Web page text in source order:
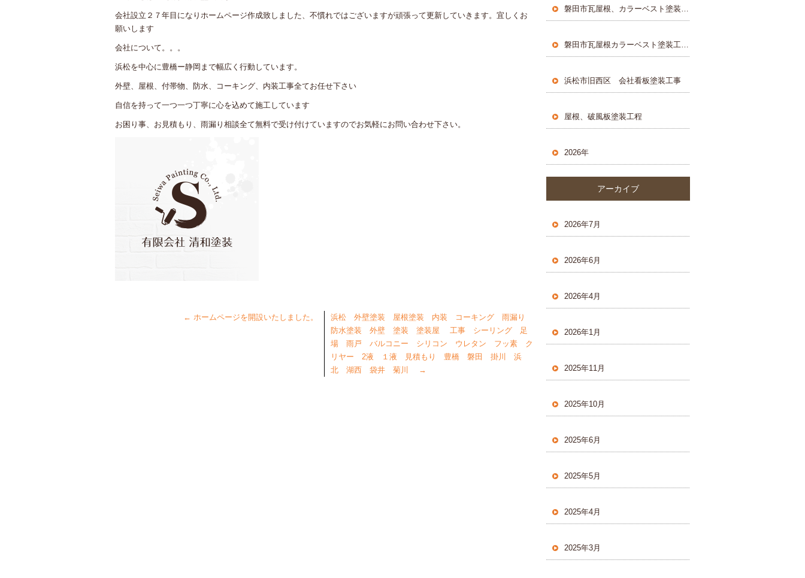
会社設立２７年目になりホームページ作成致しました、不慣れではございますが頑張って更新していきます。宜しくお
願いします
会社について。。。
浜松を中心に豊橋ー静岡まで幅広く行動しています。
外壁、屋根、付帯物、防水、コーキング、内装工事全てお任せ下さい
自信を持って一つ一つ丁寧に心を込めて施工しています
お困り事、お見積もり、雨漏り相談全て無料で受け付けていますのでお気軽にお問い合わせ下さい。
← ホームページを開設いたしました。
浜松 外壁塗装 屋根塗装 内装 コーキング 雨漏り
防水塗装 外壁 塗装 塗装屋 工事 シーリング 足
場 雨戸 バルコニー シリコン ウレタン フッ素 ク
リヤー 2液 １液 見積もり 豊橋 磐田 掛川 浜
北 湖西 袋井 菊川
→
浜松市旧西区 会社看板塗装工事
屋根、破風板塗装工程
2026年
アーカイブ
2026年7月
2026年6月
2026年4月
2026年1月
2025年11月
2025年10月
2025年6月
2025年5月
2025年4月
2025年3月